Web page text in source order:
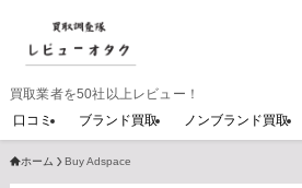
買取業者を50社以上レビュー！
口コミ
ブランド買取 ノンブランド買取
ホーム Buy Adspace